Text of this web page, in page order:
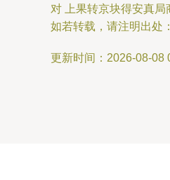
对 上果转京块得安真局
如若转载，请注明出处
更新时间：2026-08-08